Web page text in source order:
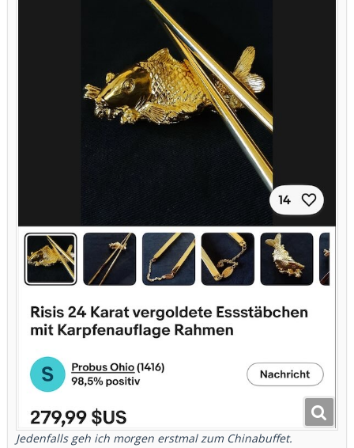
Jedenfalls geh ich morgen erstmal zum Chinabuffet.